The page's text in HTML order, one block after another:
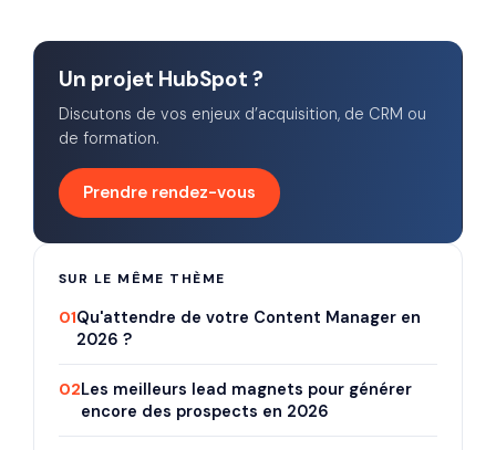
Un projet HubSpot ?
Discutons de vos enjeux d’acquisition, de CRM ou
de formation.
Prendre rendez-vous
SUR LE MÊME THÈME
01Qu'attendre de votre Content Manager en
2026 ?
02Les meilleurs lead magnets pour générer
encore des prospects en 2026